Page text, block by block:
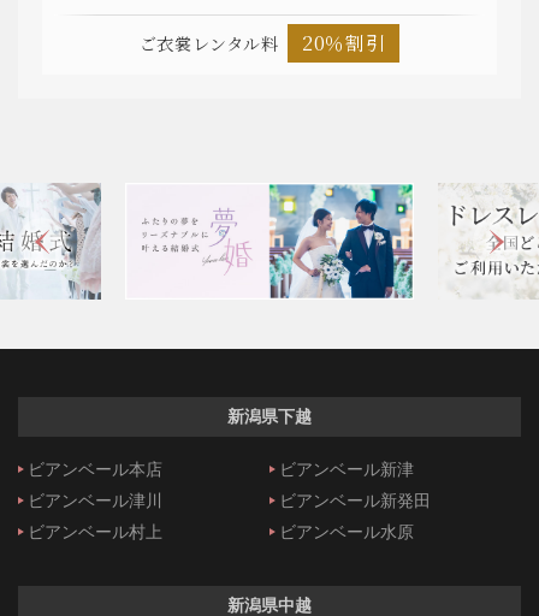
ご衣裳レンタル料 20％割引
新潟県下越
ビアンベール本店
ビアンベール新津
ビアンベール津川
ビアンベール新発田
ビアンベール村上
ビアンベール水原
新潟県中越